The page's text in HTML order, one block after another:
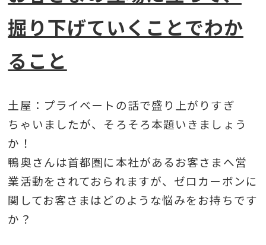
掘り下げていくことでわか
ること
土屋：プライベートの話で盛り上がりすぎ
ちゃいましたが、そろそろ本題いきましょう
か！
鴨奥さんは首都圏に本社があるお客さまへ営
業活動をされておられますが、ゼロカーボンに
関してお客さまはどのような悩みをお持ちです
か？